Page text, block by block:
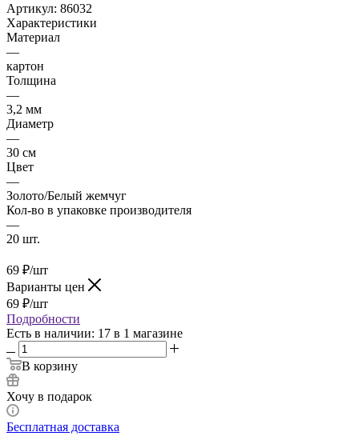
Артикул: 86032
Характеристики
Материал
—
картон
Толщина
—
3,2 мм
Диаметр
—
30 см
Цвет
—
Золото/Белый жемчуг
Кол-во в упаковке производителя
—
20 шт.
69 ₽/шт
Варианты цен
69 ₽/шт
Подробности
Есть в наличии: 17 в 1 магазине
В корзину
Хочу в подарок
Бесплатная доставка